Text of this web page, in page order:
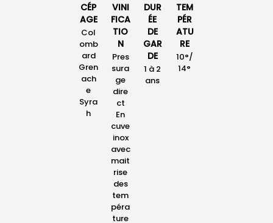
CÉP
AGE
Col
omb
ard
Gren
ach
e
Syra
h
VINI
FICA
TIO
N
Pres
sura
ge
dire
ct
En
cuve
inox
avec
mait
rise
des
tem
péra
ture
DUR
ÉE
DE
GAR
DE
1 à 2
ans
TEM
PÉR
ATU
RE
10°/
14°